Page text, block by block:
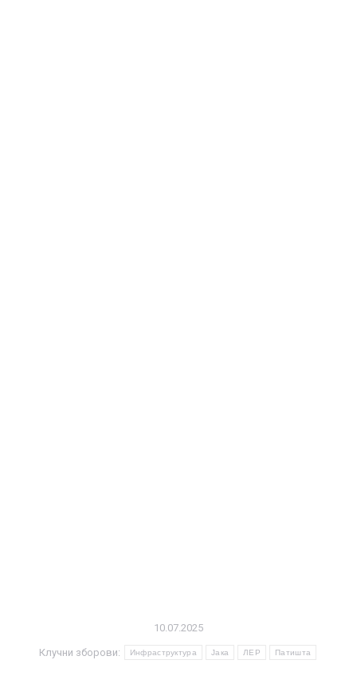
10.07.2025
Клучни зборови: Инфраструктура Јака ЛЕР Патишта